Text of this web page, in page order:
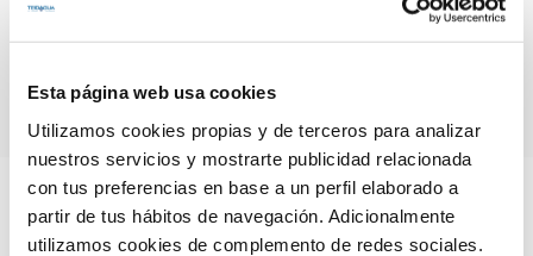
Esta página web usa cookies
Utilizamos cookies propias y de terceros para analizar
nuestros servicios y mostrarte publicidad relacionada
con tus preferencias en base a un perfil elaborado a
partir de tus hábitos de navegación. Adicionalmente
utilizamos cookies de complemento de redes sociales.
Y cuidarlos, una prioridad. Por ello, estamos comprometidos
con el reto de0 accidentes laborales.